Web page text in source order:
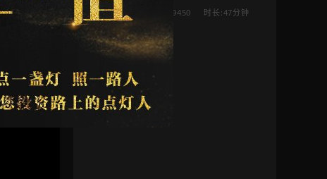
9450 时长:47分钟